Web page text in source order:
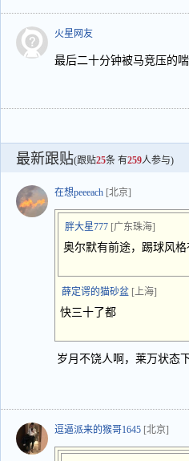
火星网友
最后二十分钟被马竞压的
最新跟贴(跟贴25条 有259人参与)
在想peeeach [北京]
胖大星777 [广东珠海]
奥尔默有前途，踢球风
薛定谔的猫砂盆 [上海]
快三十了都
岁月不饶人啊，莱万状态
逗逼派来的猴哥1645 [北京]